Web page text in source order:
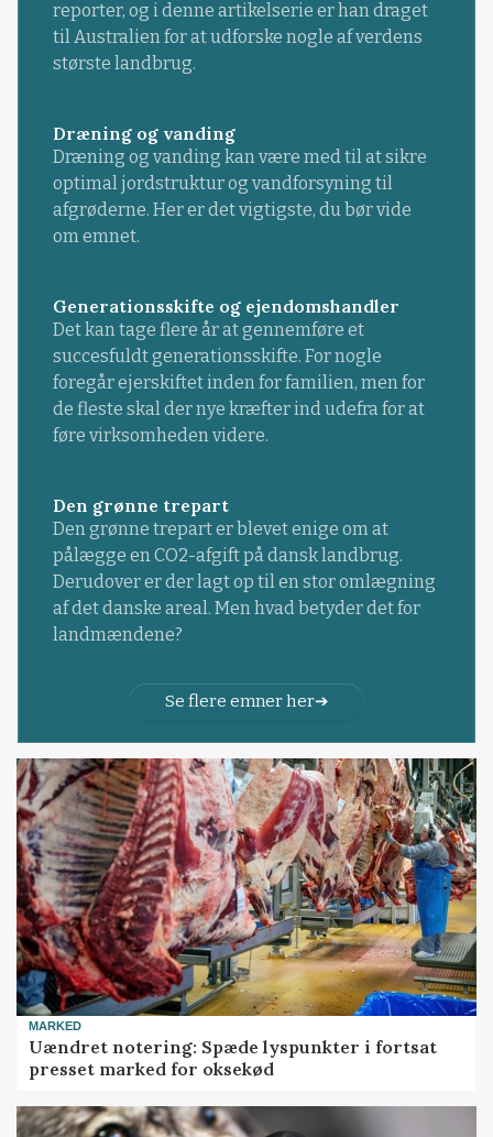
reporter, og i denne artikelserie er han draget
til Australien for at udforske nogle af verdens
største landbrug.
Dræning og vanding
Dræning og vanding kan være med til at sikre
optimal jordstruktur og vandforsyning til
afgrøderne. Her er det vigtigste, du bør vide
om emnet.
Generationsskifte og ejendomshandler
Det kan tage flere år at gennemføre et
succesfuldt generationsskifte. For nogle
foregår ejerskiftet inden for familien, men for
de fleste skal der nye kræfter ind udefra for at
føre virksomheden videre.
Den grønne trepart
Den grønne trepart er blevet enige om at
pålægge en CO2-afgift på dansk landbrug.
Derudover er der lagt op til en stor omlægning
af det danske areal. Men hvad betyder det for
landmændene?
Se flere emner her
MARKED
Uændret notering: Spæde lyspunkter i fortsat
presset marked for oksekød